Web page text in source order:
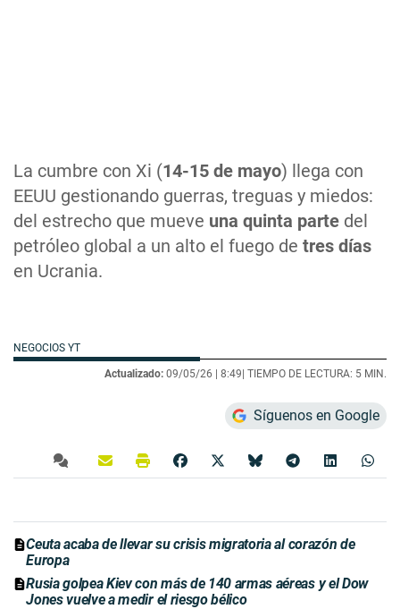
La cumbre con Xi (14-15 de mayo) llega con
EEUU gestionando guerras, treguas y miedos:
del estrecho que mueve una quinta parte del
petróleo global a un alto el fuego de tres días
en Ucrania.
NEGOCIOS YT
Actualizado: 09/05/26 | 8:49| TIEMPO DE LECTURA: 5 MIN.
Síguenos en Google
Ceuta acaba de llevar su crisis migratoria al corazón de
Europa
Rusia golpea Kiev con más de 140 armas aéreas y el Dow
Jones vuelve a medir el riesgo bélico